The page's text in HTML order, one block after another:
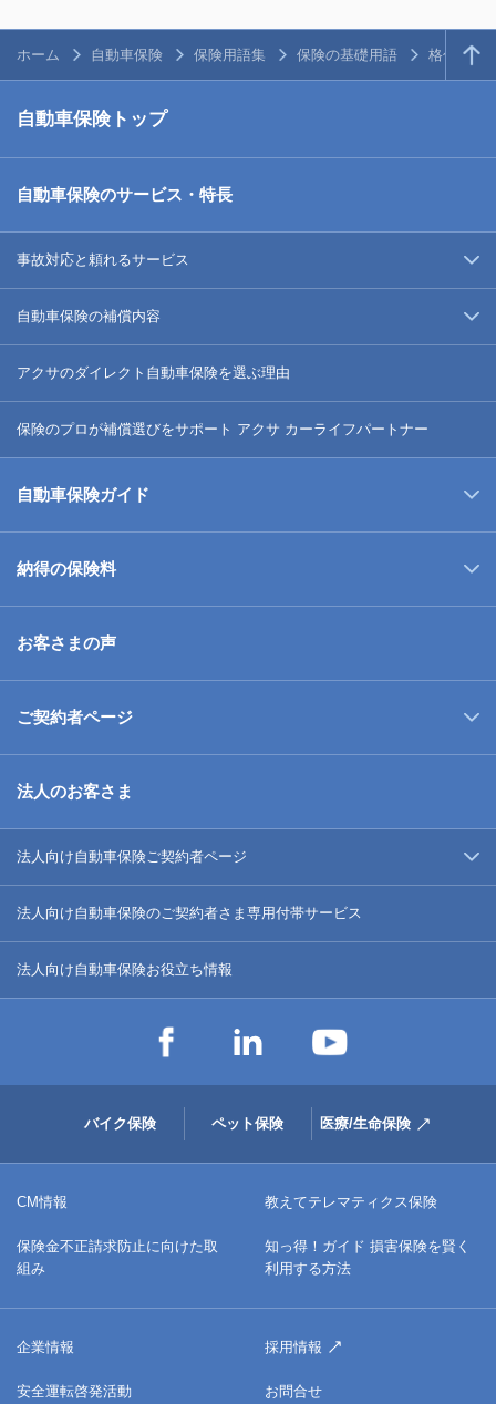
ホーム 自動車保険 保険用語集 保険の基礎用語 格付
自動車保険トップ
自動車保険のサービス・特長
事故対応と頼れるサービス
自動車保険の補償内容
アクサのダイレクト自動車保険を選ぶ理由
保険のプロが補償選びをサポート アクサ カーライフパートナー
自動車保険ガイド
納得の保険料
お客さまの声
ご契約者ページ
法人のお客さま
法人向け自動車保険ご契約者ページ
法人向け自動車保険のご契約者さま専用付帯サービス
法人向け自動車保険お役立ち情報
バイク保険 ペット保険 医療/生命保険
CM情報 教えてテレマティクス保険
保険金不正請求防止に向けた取
組み
知っ得！ガイド 損害保険を賢く
利用する方法
企業情報 採用情報
安全運転啓発活動 お問合せ